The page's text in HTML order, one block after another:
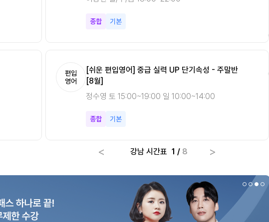
종합 기초
편입
수학
[Climax 편입수학] 개념 All Cover 미적분학 단기
속성반 [8월]
최우진 월/수 18:00~22:00
미적분 기초
종합 기본
편입
영어
[쉬운 편입영어] 중급 실력 UP 단기속성 - 주말반
[8월]
정수영 토 15:00~19:00 일 10:00~14:00
종합 기본
1 / 8
< >
강남 시간표